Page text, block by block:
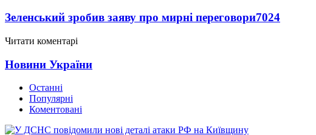
Зеленський зробив заяву про мирні переговори7024
Читати коментарі
Новини України
Останні
Популярні
Коментовані